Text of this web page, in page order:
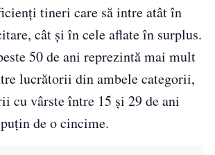
tineri care să intre atât în
cât și în cele aflate în surplus.
50 de ani reprezintă mai mult
lucrătorii din ambele categorii,
cu vârste între 15 și 29 de ani
de o cincime.